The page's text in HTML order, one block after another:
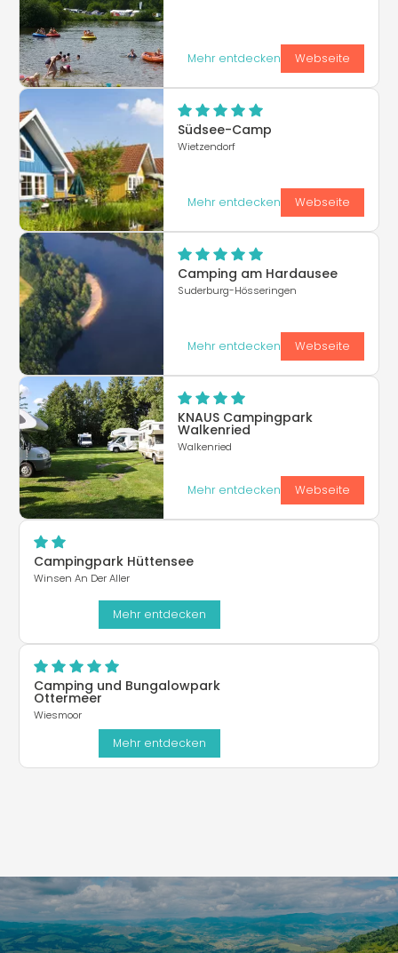
Mehr entdecken Webseite
Südsee-Camp
Wietzendorf
Mehr entdecken Webseite
Camping am Hardausee
Suderburg-Hösseringen
Mehr entdecken Webseite
KNAUS Campingpark
Walkenried
Walkenried
Mehr entdecken Webseite
Campingpark Hüttensee
Winsen An Der Aller
Mehr entdecken
Camping und Bungalowpark
Ottermeer
Wiesmoor
Mehr entdecken